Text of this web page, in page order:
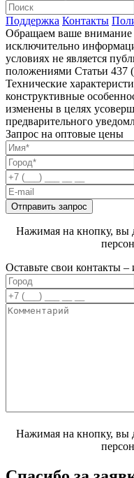
Поддержка Контакты
Обращаем ваше внимание
исключительно
условиях не является
положениями Статьи 437
Технические
конструктивные
изменены в целях
предварительного
Запрос на оптовые цены
Нажимая на кнопку, вы
Оставьте свои контакты
Нажимая на кнопку, вы